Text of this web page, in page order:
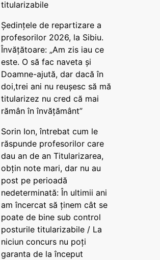
titularizabile
Ședințele de repartizare a
profesorilor 2026, la Sibiu.
Învățătoare: „Am zis iau ce
este. O să fac naveta și
Doamne-ajută, dar dacă în
doi,trei ani nu reușesc să mă
titularizez nu cred că mai
rămân în învățământ”
Sorin Ion, întrebat cum le
răspunde profesorilor care
dau an de an Titularizarea,
obțin note mari, dar nu au
post pe perioadă
nedeterminată: În ultimii ani
am încercat să ținem cât se
poate de bine sub control
posturile titularizabile / La
niciun concurs nu poți
garanta de la început